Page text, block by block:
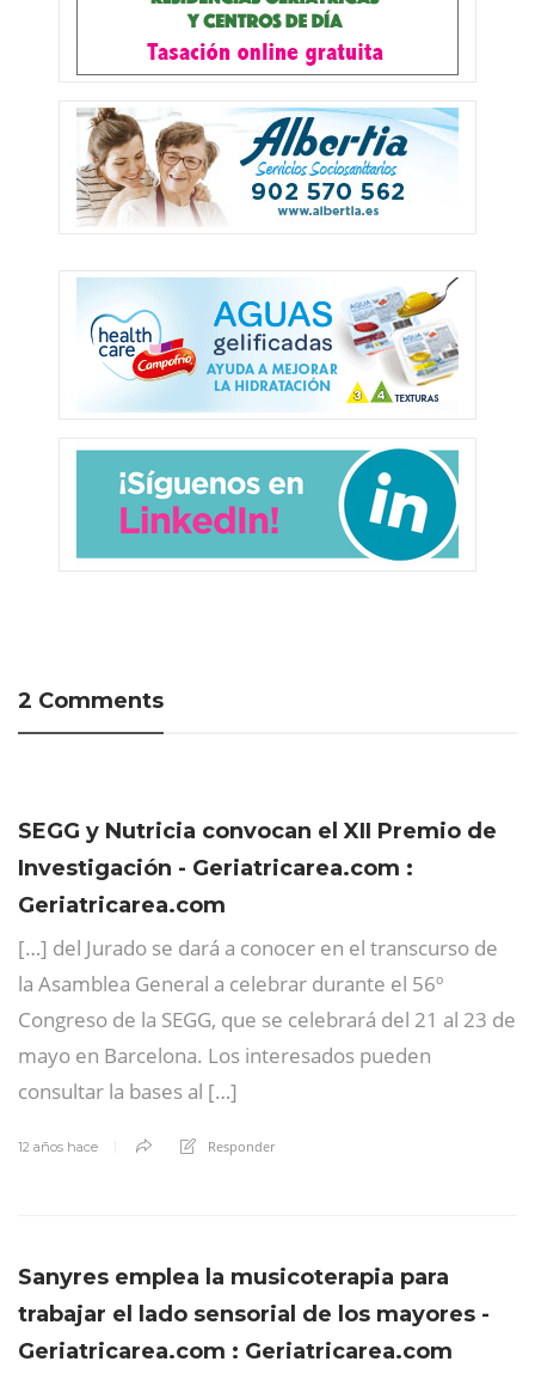
2 Comments
SEGG y Nutricia convocan el XII Premio de
Investigación - Geriatricarea.com :
Geriatricarea.com
[…] del Jurado se dará a conocer en el transcurso de
la Asamblea General a celebrar durante el 56º
Congreso de la SEGG, que se celebrará del 21 al 23 de
mayo en Barcelona. Los interesados pueden
consultar la bases al […]
12 años hace Responder
Sanyres emplea la musicoterapia para
trabajar el lado sensorial de los mayores -
Geriatricarea.com : Geriatricarea.com